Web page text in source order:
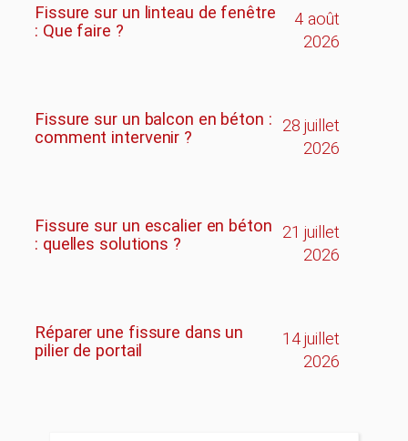
Fissure sur un linteau de fenêtre
: Que faire ?
4 août
2026
Fissure sur un balcon en béton :
comment intervenir ?
28 juillet
2026
Fissure sur un escalier en béton
: quelles solutions ?
21 juillet
2026
Réparer une fissure dans un
pilier de portail
14 juillet
2026